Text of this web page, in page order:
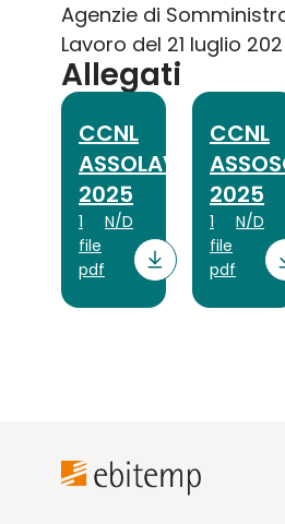
Agenzie di
Lavoro del 21 luglio
Allegati
CCNL
ASSOLAVORO
2025
1
file
pdf
N/D
CCNL
2025
1
file
pdf
N/D